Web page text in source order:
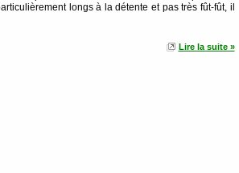
longs à la détente et pas très fût-fût, il
Lire la suite »